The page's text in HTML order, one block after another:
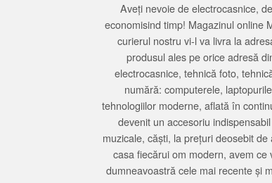
Aveți nevoie de electrocasnice,
economisind timp! Magazinul online
curierul nostru vi-l va livra la
produsul ales pe orice adresă
electrocasnice, tehnică foto,
numără: computerele,
tehnologiilor moderne, aflată în
devenit un accesoriu
muzicale, căști, la prețuri deosebit
casa fiecărui om modern, avem
dumneavoastră cele mai recente și